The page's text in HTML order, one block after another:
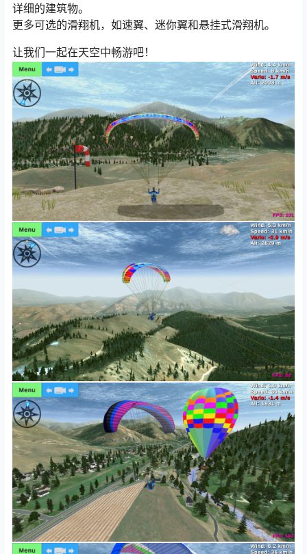
详细的建筑物。
更多可选的滑翔机，如速翼、迷你翼和悬挂式滑翔机。
让我们一起在天空中畅游吧！